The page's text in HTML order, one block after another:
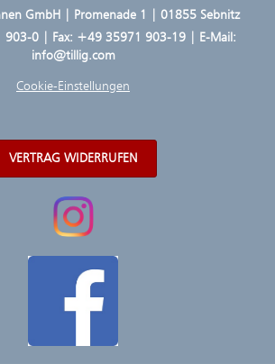
GmbH | Promenade 1 | 01855 Sebnitz
903-0| Fax: +49 35971 903-19 | E-Mail:
info@tillig.com
Cookie-Einstellungen
VERTRAG WIDERRUFEN